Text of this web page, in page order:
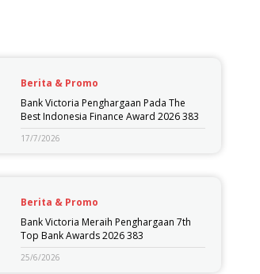
Berita & Promo
Bank Victoria Penghargaan Pada The
Best Indonesia Finance Award 2026 383
17/7/2026
Berita & Promo
Bank Victoria Meraih Penghargaan 7th
Top Bank Awards 2026 383
25/6/2026